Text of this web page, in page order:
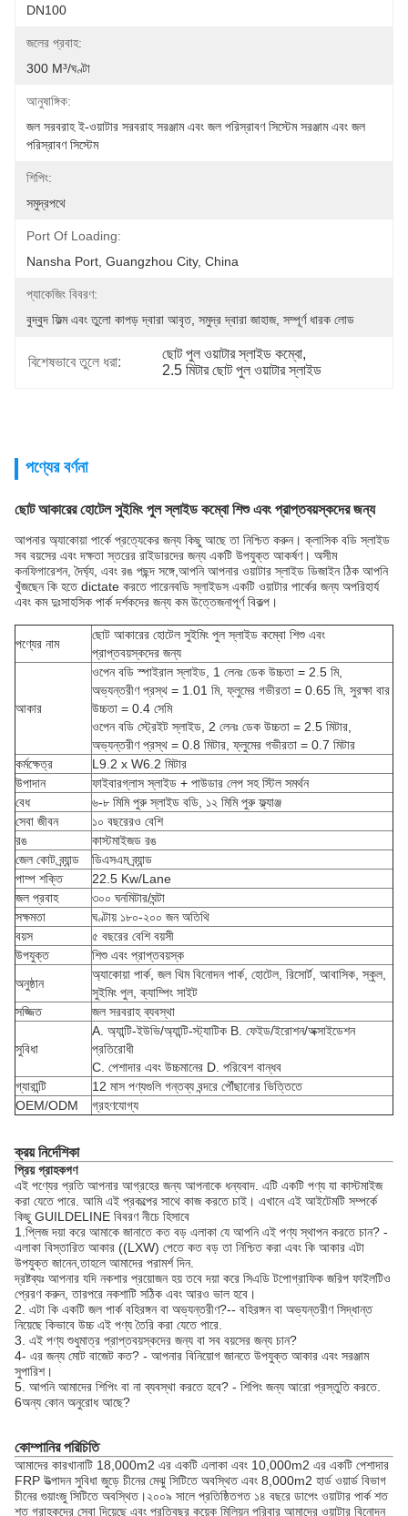
DN100
জলের প্রবাহ:
300 M³/ঘণ্টা
আনুষাঙ্গিক:
জল সরবরাহ ই-ওয়াটার সরবরাহ সরঞ্জাম এবং জল পরিস্রাবণ সিস্টেম সরঞ্জাম এবং জল
পরিস্রাবণ সিস্টেম
শিপিং:
সমুদ্রপথে
Port Of Loading:
Nansha Port, Guangzhou City, China
প্যাকেজিং বিবরণ:
বুদ্বুদ ফিল্ম এবং তুলো কাপড় দ্বারা আবৃত, সমুদ্র দ্বারা জাহাজ, সম্পূর্ণ ধারক লোড
বিশেষভাবে তুলে ধরা:
ছোট পুল ওয়াটার স্লাইড কম্বো,
2.5 মিটার ছোট পুল ওয়াটার স্লাইড
পণ্যের বর্ণনা
ছোট আকারের হোটেল সুইমিং পুল স্লাইড কম্বো শিশু এবং প্রাপ্তবয়স্কদের জন্য
আপনার অ্যাকোয়া পার্কে প্রত্যেকের জন্য কিছু আছে তা নিশ্চিত করুন। ক্লাসিক বডি স্লাইড
সব বয়সের এবং দক্ষতা স্তরের রাইডারদের জন্য একটি উপযুক্ত আকর্ষণ। অসীম
কনফিগারেশন, দৈর্ঘ্য, এবং রঙ পছন্দ সঙ্গে,আপনি আপনার ওয়াটার স্লাইড ডিজাইন ঠিক আপনি
খুঁজছেন কি হতে dictate করতে পারেনবডি স্লাইডস একটি ওয়াটার পার্কের জন্য অপরিহার্য
এবং কম দুঃসাহসিক পার্ক দর্শকদের জন্য কম উত্তেজনাপূর্ণ বিকল্প।
পণ্যের নাম
ছোট আকারের হোটেল সুইমিং পুল স্লাইড কম্বো শিশু এবং
প্রাপ্তবয়স্কদের জন্য
আকার
ওপেন বডি স্পাইরাল স্লাইড, 1 লেনঃ ডেক উচ্চতা = 2.5 মি,
অভ্যন্তরীণ প্রস্থ = 1.01 মি, ফ্লুমের গভীরতা = 0.65 মি, সুরক্ষা বার
উচ্চতা = 0.4 সেমি
ওপেন বডি স্ট্রেইট স্লাইড, 2 লেনঃ ডেক উচ্চতা = 2.5 মিটার,
অভ্যন্তরীণ প্রস্থ = 0.8 মিটার, ফ্লুমের গভীরতা = 0.7 মিটার
কর্মক্ষেত্র
L9.2 x W6.2 মিটার
উপাদান
ফাইবারগ্লাস স্লাইড + পাউডার লেপ সহ স্টিল সমর্থন
বেধ
৬-৮ মিমি পুরু স্লাইড বডি, ১২ মিমি পুরু ফ্ল্যাঞ্জ
সেবা জীবন
১০ বছরেরও বেশি
রঙ
কাস্টমাইজড রঙ
জেল কোট ব্র্যান্ড
ডিএসএম ব্র্যান্ড
পাম্প শক্তি
22.5 Kw/Lane
জল প্রবাহ
৩০০ ঘনমিটার/ঘন্টা
সক্ষমতা
ঘণ্টায় ১৮০-২০০ জন অতিথি
বয়স
৫ বছরের বেশি বয়সী
উপযুক্ত
শিশু এবং প্রাপ্তবয়স্ক
অনুষ্ঠান
অ্যাকোয়া পার্ক, জল থিম বিনোদন পার্ক, হোটেল, রিসোর্ট, আবাসিক, স্কুল,
সুইমিং পুল, ক্যাম্পিং সাইট
সজ্জিত
জল সরবরাহ ব্যবস্থা
সুবিধা
A. অ্যান্টি-ইউভি/অ্যান্টি-স্ট্যাটিক B. ফেইড/ইরোশন/অক্সাইডেশন
প্রতিরোধী
C. পেশাদার এবং উচ্চমানের D. পরিবেশ বান্ধব
গ্যারান্টি
12 মাস পণ্যগুলি গন্তব্য বন্দরে পৌঁছানোর ভিত্তিতে
OEM/ODM
গ্রহণযোগ্য
ক্রয় নির্দেশিকা
প্রিয় গ্রাহকগণ
এই পণ্যের প্রতি আপনার আগ্রহের জন্য আপনাকে ধন্যবাদ. এটি একটি পণ্য যা কাস্টমাইজ
করা যেতে পারে. আমি এই প্রকল্পের সাথে কাজ করতে চাই। এখানে এই আইটেমটি সম্পর্কে
কিছু GUILDELINE বিবরণ নীচে হিসাবে
1.প্লিজ দয়া করে আমাকে জানাতে কত বড় এলাকা যে আপনি এই পণ্য স্থাপন করতে চান? -
এলাকা বিস্তারিত আকার ((LXW) পেতে কত বড় তা নিশ্চিত করা এবং কি আকার এটা
উপযুক্ত জানেন,তাহলে আমাদের পরামর্শ দিন.
দ্রষ্টব্যঃ আপনার যদি নকশার প্রয়োজন হয় তবে দয়া করে সিএডি টপোগ্রাফিক জরিপ ফাইলটিও
প্রেরণ করুন, তারপরে নকশাটি সঠিক এবং আরও ভাল হবে।
2. এটা কি একটি জল পার্ক বহিরঙ্গন বা অভ্যন্তরীণ?-- বহিরঙ্গন বা অভ্যন্তরীণ সিদ্ধান্ত
নিয়েছে কিভাবে উচ্চ এই পণ্য তৈরি করা যেতে পারে.
3. এই পণ্য শুধুমাত্র প্রাপ্তবয়স্কদের জন্য বা সব বয়সের জন্য চান?
4- এর জন্য মোট বাজেট কত? - আপনার বিনিয়োগ জানতে উপযুক্ত আকার এবং সরঞ্জাম
সুপারিশ।
5. আপনি আমাদের শিপিং বা না ব্যবস্থা করতে হবে? - শিপিং জন্য আরো প্রস্তুতি করতে.
6অন্য কোন অনুরোধ আছে?
কোম্পানির পরিচিতি
আমাদের কারখানাটি 18,000m2 এর একটি এলাকা এবং 10,000m2 এর একটি পেশাদার
FRP উত্পাদন সুবিধা জুড়ে চীনের মেঝু সিটিতে অবস্থিত এবং 8,000m2 হার্ড ওয়ার্ড বিভাগ
চীনের গুয়াংজু সিটিতে অবস্থিত।২০০৯ সালে প্রতিষ্ঠিতগত ১৪ বছরে ডাপেং ওয়াটার পার্ক শত
শত গ্রাহকদের সেবা দিয়েছে এবং প্রতিবছর কয়েক মিলিয়ন পরিবার আমাদের ওয়াটার বিনোদন